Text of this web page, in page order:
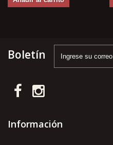
Boletín
Información